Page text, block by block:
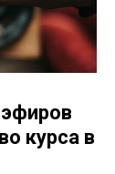
курса в